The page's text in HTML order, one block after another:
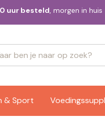
uur besteld, morgen in huis
& Sport